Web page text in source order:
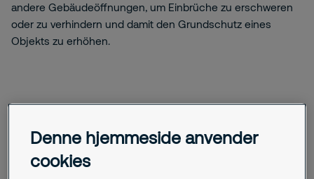
andere Gebäudeöffnungen, um Einbrüche zu erschweren
oder zu verhindern und damit den Grundschutz eines
Objekts zu erhöhen.
Typische Einsatzbereiche:
Privathäuser und Wohnungen
Bürogebäude und Verwaltungen
Einzelhandel und Ladengeschäfte
Denne hjemmeside anvender
cookies